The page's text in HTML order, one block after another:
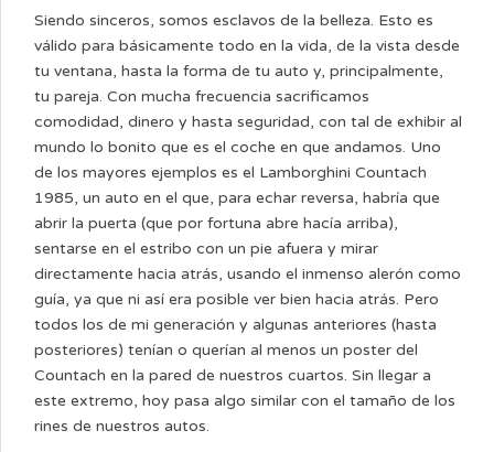
Siendo sinceros, somos esclavos de la belleza. Esto es
válido para básicamente todo en la vida, de la vista desde
tu ventana, hasta la forma de tu auto y, principalmente,
tu pareja. Con mucha frecuencia sacrificamos
comodidad, dinero y hasta seguridad, con tal de exhibir al
mundo lo bonito que es el coche en que andamos. Uno
de los mayores ejemplos es el Lamborghini Countach
1985, un auto en el que, para echar reversa, habría que
abrir la puerta (que por fortuna abre hacía arriba),
sentarse en el estribo con un pie afuera y mirar
directamente hacia atrás, usando el inmenso alerón como
guía, ya que ni así era posible ver bien hacia atrás. Pero
todos los de mi generación y algunas anteriores (hasta
posteriores) tenían o querían al menos un poster del
Countach en la pared de nuestros cuartos. Sin llegar a
este extremo, hoy pasa algo similar con el tamaño de los
rines de nuestros autos.